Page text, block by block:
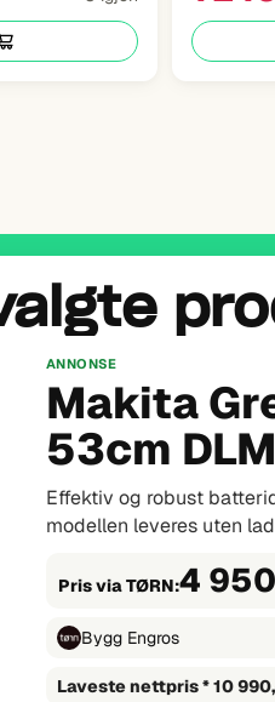
ANNONSE
Makita
Maskinsett med
Ah batterier. Omfattende
Pris via TØRN:11
Bygg Engros
Laveste nettpris *18